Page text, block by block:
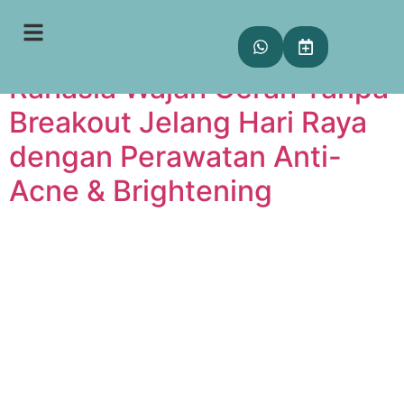
Tag: Brightening
Rahasia Wajah Cerah Tanpa
Breakout Jelang Hari Raya
dengan Perawatan Anti-
Acne & Brightening